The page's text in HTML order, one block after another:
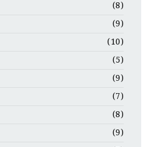
(8)
(9)
(10)
(5)
(9)
(7)
(8)
(9)